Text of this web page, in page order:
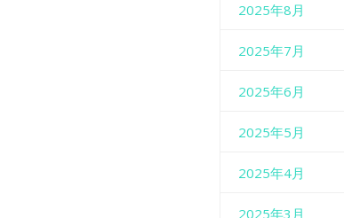
2025年8月
2025年7月
2025年6月
2025年5月
2025年4月
2025年3月